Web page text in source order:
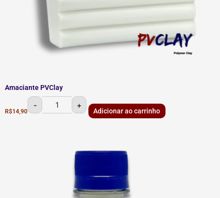
Amaciante PVClay
R$14,90
- +
Adicionar ao carrinho
quantidade